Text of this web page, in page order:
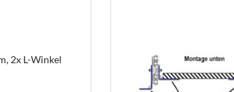
2x L-Winkel